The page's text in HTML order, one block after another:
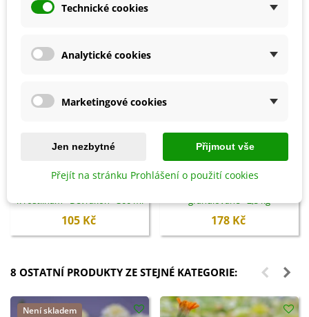
k rostlinám - Devrakon - 300 ml
105 Kč
granulované - 2,5 kg
178 Kč
8 OSTATNÍ PRODUKTY ZE STEJNÉ KATEGORIE:
Není skladem
Technické cookies
Analytické cookies
Marketingové cookies
Jen nezbytné Přijmout vše
Přejít na stránku Prohlášení o použití cookies